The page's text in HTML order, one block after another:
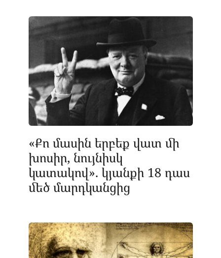
«Քո մասին երբեք վատ մի
խոսիր, նույնիսկ
կատակով». կյանքի 18 դաս
մեծ մարդկանցից